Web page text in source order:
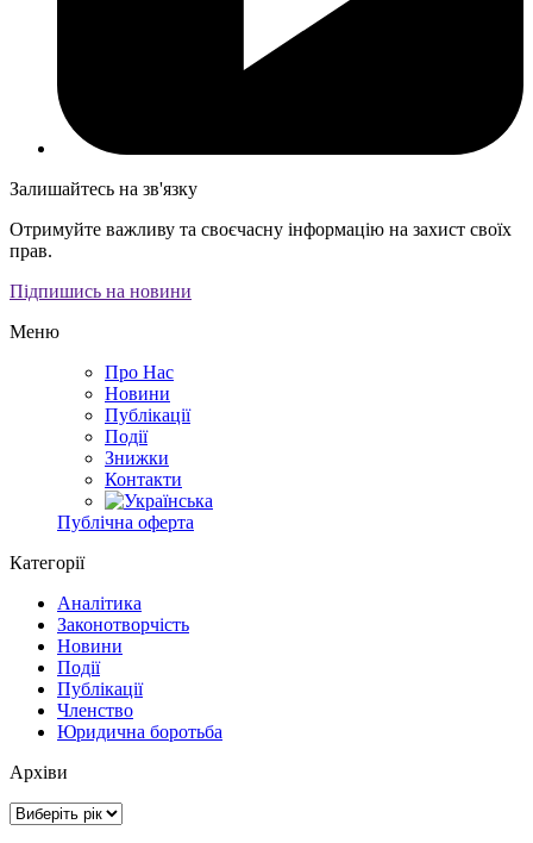
Залишайтесь на зв'язку
Отримуйте важливу та своєчасну інформацію на захист своїх
прав.
Підпишись на новини
Меню
Про Нас
Новини
Публікації
Події
Знижки
Контакти
Публічна оферта
Категорії
Аналітика
Законотворчість
Новини
Події
Публікації
Членство
Юридична боротьба
Архіви